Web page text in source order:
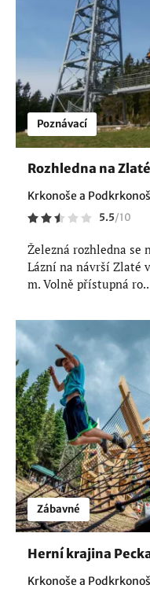
Poznávací
Rozhledna na
Krkonoše a
5.5/10
Železná rozhledna se
Lázní na návrší Zlaté
m. Volně přístupná
Zábavné
Herní krajina
Krkonoše a